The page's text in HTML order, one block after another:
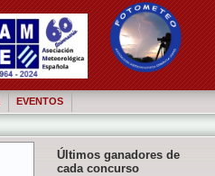
EVENTOS
Últimos ganadores de
cada concurso